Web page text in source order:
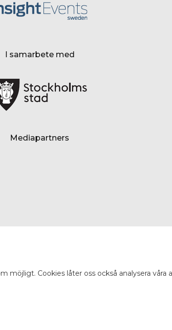
I samarbete med
Mediapartners
möjligt. Cookies låter oss också analysera